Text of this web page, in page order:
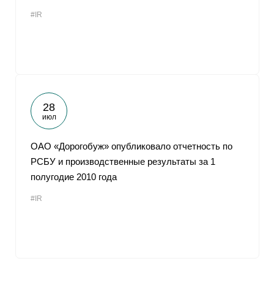
#IR
28
июл
ОАО «Дорогобуж» опубликовало отчетность по
РСБУ и производственные результаты за 1
полугодие 2010 года
#IR